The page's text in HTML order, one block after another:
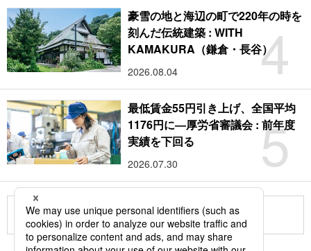
4
豪雪の地と海辺の町で220年の時を
刻んだ伝統建築 : WITH
KAMAKURA（鎌倉・長谷）
2026.08.04
5
最低賃金55円引き上げ、全国平均
1176円に―厚労省審議会 : 前年度
実績を下回る
2026.07.30
もっと見る